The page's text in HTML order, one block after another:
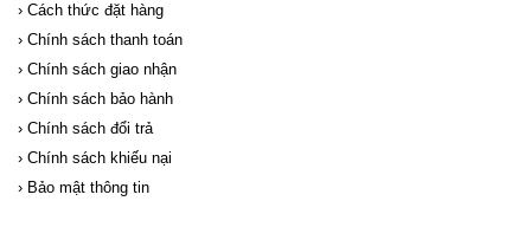
› Cách thức đặt hàng
› Chính sách thanh toán
› Chính sách giao nhận
› Chính sách bảo hành
› Chính sách đổi trả
› Chính sách khiếu nại
› Bảo mật thông tin